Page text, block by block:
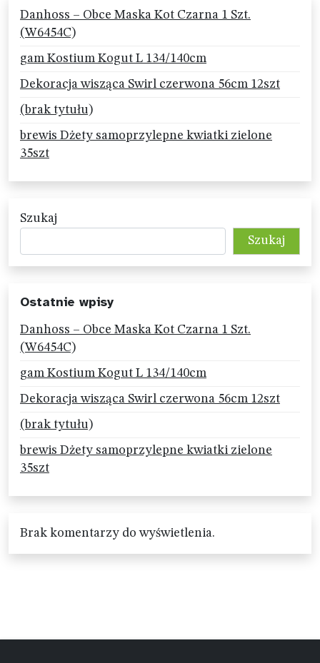
Danhoss – Obce Maska Kot Czarna 1 Szt.
(W6454C)
gam Kostium Kogut L 134/140cm
Dekoracja wisząca Swirl czerwona 56cm 12szt
(brak tytułu)
brewis Dżety samoprzylepne kwiatki zielone
35szt
Szukaj
Szukaj
Ostatnie wpisy
Danhoss – Obce Maska Kot Czarna 1 Szt.
(W6454C)
gam Kostium Kogut L 134/140cm
Dekoracja wisząca Swirl czerwona 56cm 12szt
(brak tytułu)
brewis Dżety samoprzylepne kwiatki zielone
35szt
Brak komentarzy do wyświetlenia.